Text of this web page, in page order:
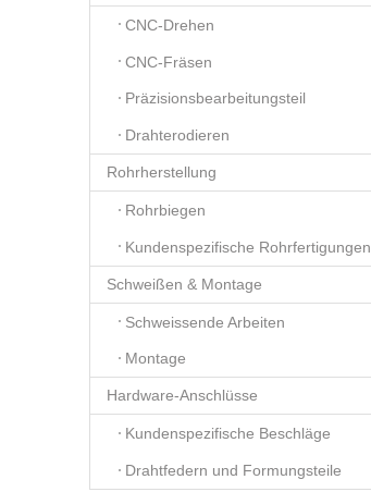
CNC-Drehen
CNC-Fräsen
Präzisionsbearbeitungsteil
Drahterodieren
Rohrherstellung
Rohrbiegen
Kundenspezifische Rohrfertigungen
Schweißen & Montage
Schweissende Arbeiten
Montage
Hardware-Anschlüsse
Kundenspezifische Beschläge
Drahtfedern und Formungsteile